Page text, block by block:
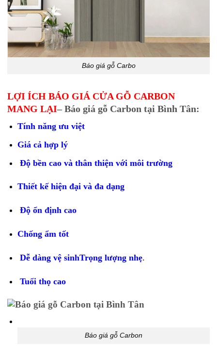
Báo giá gỗ Carbo
LỢI ÍCH BÁO GIÁ CỬA GỖ CARBON
MANG LẠI– Báo giá gỗ Carbon tại Bình Tân:
Tính năng ưu việt
Giá cả hợp lý
Độ bền cao và thân thiện với môi trường
Thiết kế hiện đại và đa dạng
Độ ổn định cao
Chống ẩm tốt
Dễ dàng vệ sinhTrọng lượng nhẹ.
Tuổi thọ cao
Báo giá gỗ Carbon